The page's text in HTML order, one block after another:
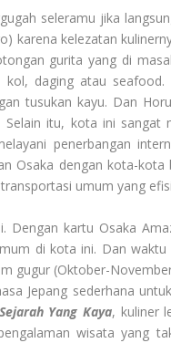
seleramu jika
karena kelezatan
gurita yang di
daging atau seafood.
tusukan kayu. Dan
itu, kota ini sangat
penerbangan
Osaka dengan kota-
umum yang
kartu Osaka
di kota ini. Dan
gugur (Oktober-
Jepang sederhana
Yang Kaya, kuliner
wisata yang